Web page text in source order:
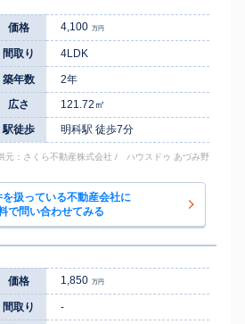
価格 4,100 万円
間取り 4LDK
築年数
2年
広さ
121.72㎡
駅徒歩
明科駅 徒歩7分
元：さくら不動産株式会社 / ハウスドゥ あづみ野
を扱っている不動産会社に
で問い合わせてみる
価格 1,850 万円
間取り -